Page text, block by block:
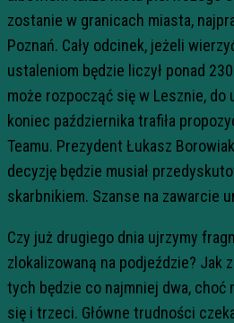
zostanie w granicach miasta,
Poznań. Cały odcinek, jeżeli
ustaleniom będzie liczył ponad
może rozpocząć się w Lesznie, do
koniec października trafiła
Teamu. Prezydent Łukasz
decyzję będzie musiał
skarbnikiem. Szanse na zawarcie
Czy już drugiego dnia ujrzymy
zlokalizowaną na podjeździe? Jak
tych będzie co najmniej dwa, choć
się i trzeci. Główne trudności